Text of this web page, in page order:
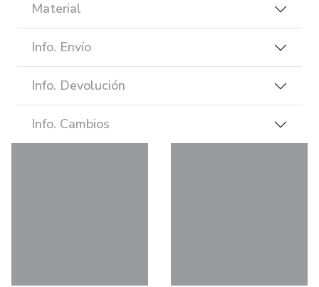
Material
Info. Envío
Info. Devolución
Info. Cambios